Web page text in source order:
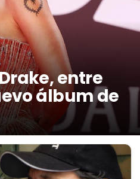
entre
álbum de